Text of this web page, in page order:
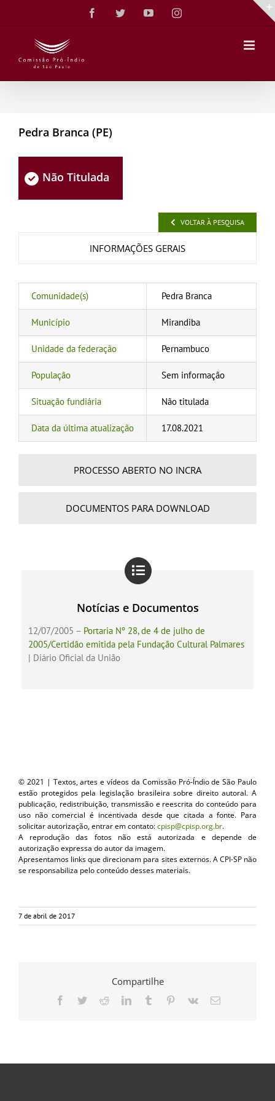
conteúdo
FacebookTwitterYouTubeInstagram
Pedra Branca (PE)
Não Titulada
VOLTAR À PESQUISA
INFORMAÇÕES GERAIS
Comunidade(s) Pedra Branca
Município Mirandiba
Unidade da federação Pernambuco
População Sem informação
Situação fundiária Não titulada
Data da última atualização 17.08.2021
PROCESSO ABERTO NO INCRA
DOCUMENTOS PARA DOWNLOAD
Notícias e Documentos
12/07/2005 – Portaria Nº 28, de 4 de julho de
2005/Certidão emitida pela Fundação Cultural Palmares
| Diário Oficial da União
© 2021 | Textos, artes e vídeos da Comissão Pró-Índio de São Paulo
estão protegidos pela legislação brasileira sobre direito autoral. A
publicação, redistribuição, transmissão e reescrita do conteúdo para
uso não comercial é incentivada desde que citada a fonte. Para
solicitar autorização, entrar em contato:cpisp@cpisp.org.br.
A reprodução das fotos não está autorizada e depende de
autorização expressa do autor da imagem.
Apresentamos links que direcionam para sites externos. A CPI-SP não
se responsabiliza pelo conteúdo desses materiais.
7 de abril de 2017
Compartilhe
Facebook
TwitterRedditLinkedInTumblr Pinterest
Vk
E-